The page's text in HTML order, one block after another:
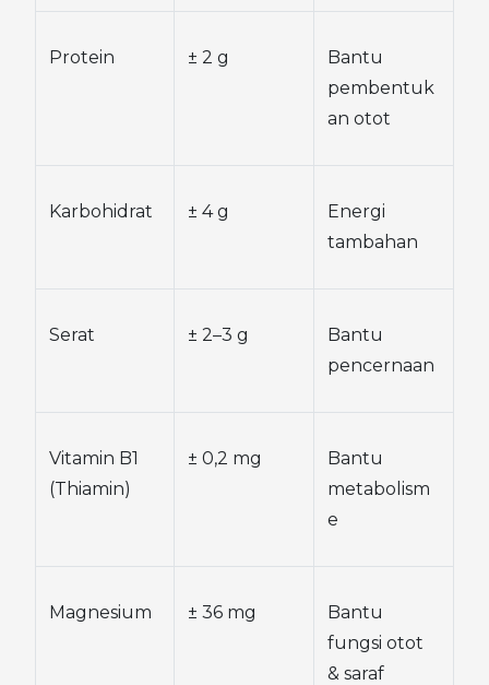
Protein ± 2 g
Bantu
pembentuk
an otot
Karbohidrat ± 4 g
Energi
tambahan
Serat ± 2–3 g
Bantu
pencernaan
Vitamin B1
(Thiamin)
± 0,2 mg
Bantu
metabolism
e
Magnesium ± 36 mg
Bantu
fungsi otot
& saraf